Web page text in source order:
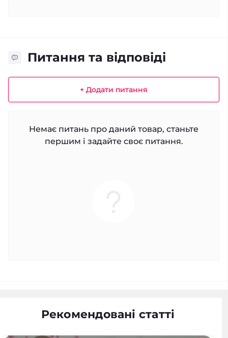
Питання та відповіді
+ Додати питання
Немає питань про даний товар, станьте
першим і задайте своє питання.
Рекомендовані статті